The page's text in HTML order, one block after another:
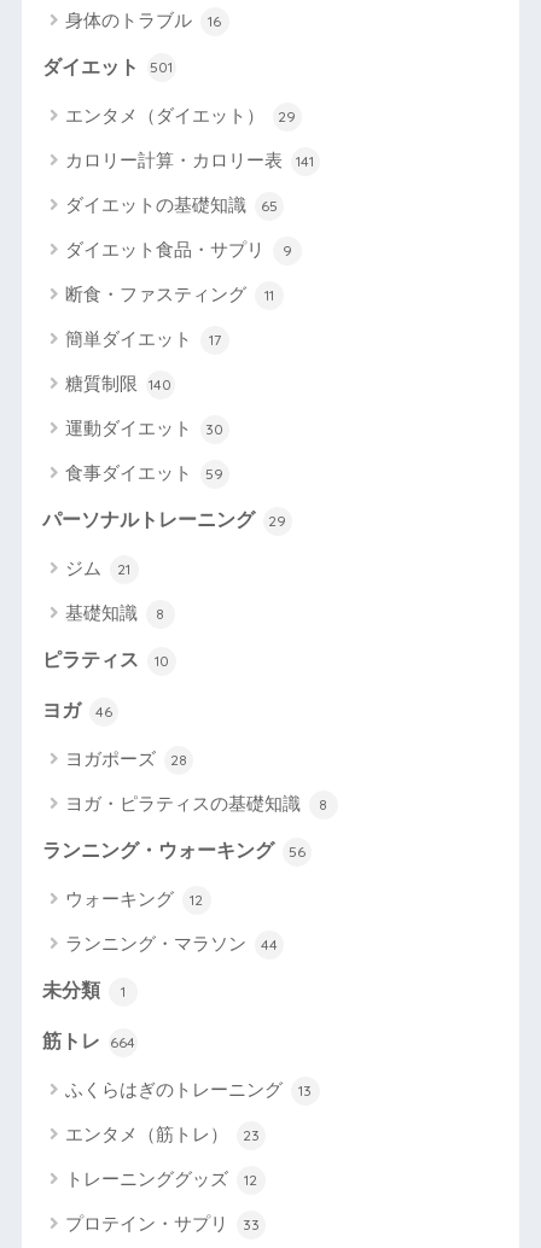
身体のトラブル 16
ダイエット 501
エンタメ（ダイエット） 29
カロリー計算・カロリー表 141
ダイエットの基礎知識 65
ダイエット食品・サプリ 9
断食・ファスティング 11
簡単ダイエット 17
糖質制限 140
運動ダイエット 30
食事ダイエット 59
パーソナルトレーニング 29
ジム 21
基礎知識 8
ピラティス 10
ヨガ 46
ヨガポーズ 28
ヨガ・ピラティスの基礎知識 8
ランニング・ウォーキング 56
ウォーキング 12
ランニング・マラソン 44
未分類 1
筋トレ 664
ふくらはぎのトレーニング 13
エンタメ（筋トレ） 23
トレーニンググッズ 12
プロテイン・サプリ 33